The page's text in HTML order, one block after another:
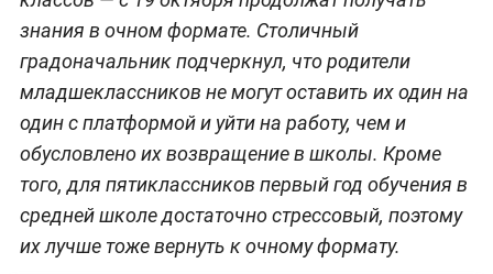
знания в очном формате. Столичный
градоначальник подчеркнул, что родители
младшеклассников не могут оставить их один на
один с платформой и уйти на работу, чем и
обусловлено их возвращение в школы. Кроме
того, для пятиклассников первый год обучения в
средней школе достаточно стрессовый, поэтому
их лучше тоже вернуть к очному формату.